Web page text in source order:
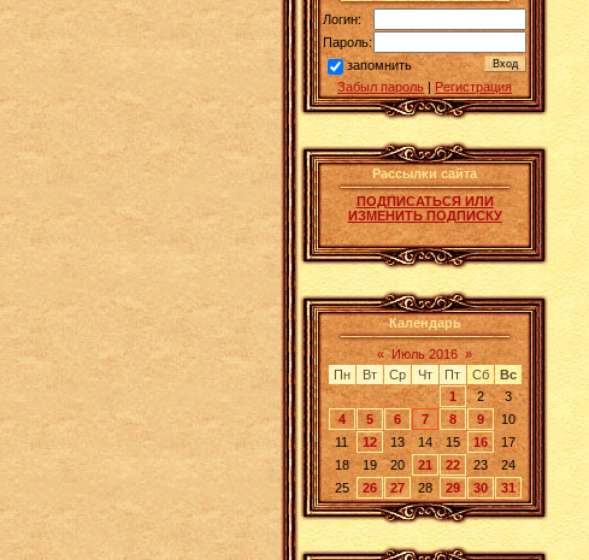
Логин:
Пароль:
запомнить
Забыл пароль | Регистрация
Рассылки сайта
ПОДПИСАТЬСЯ ИЛИ
ИЗМЕНИТЬ ПОДПИСКУ
Календарь
« Июль 2016 »
Пн
Вт Ср Чт Пт Сб
Вс
1
2
3
4
5 6 7 8 9
10
11
12 13 14 15 16
17
18
19 20 21 22 23
24
25
26 27 28 29 30 31